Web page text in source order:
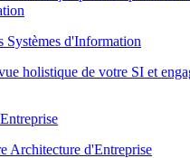
Systèmes d'Information
holistique de votre SI et
Architecture d'Entreprise